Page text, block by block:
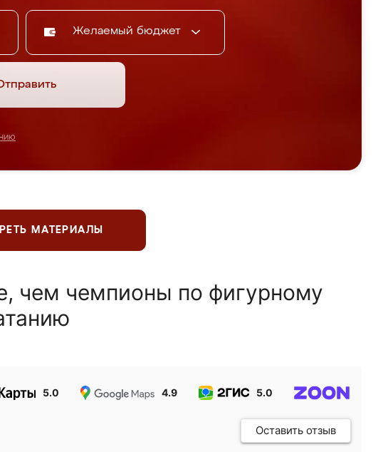
Желаемый бюджет
МАТЕРИАЛЫ
чем чемпионы по фигурному
5.0 4.9 5.0
Оставить отзыв